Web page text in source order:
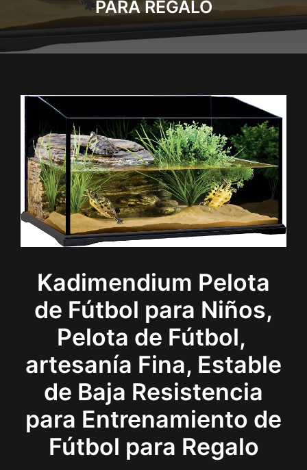
PARA REGALO
Kadimendium Pelota
de Fútbol para Niños,
Pelota de Fútbol, ​​
artesanía Fina, Estable
de Baja Resistencia
para Entrenamiento de
Fútbol para Regalo